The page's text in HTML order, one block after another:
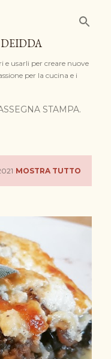
e usarli per creare nuove
per la cucina e i
STAMPA.
MOSTRA TUTTO